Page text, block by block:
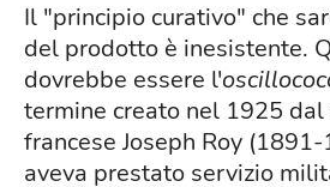
Il "principio curativo" che
del prodotto è inesistente.
dovrebbe essere l'
termine creato nel 1925
francese Joseph Roy
aveva prestato servizio